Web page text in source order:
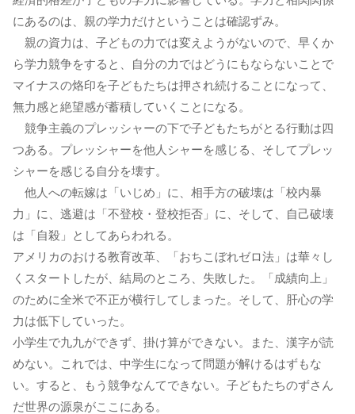
にあるのは、親の学力だけということは確認ずみ。
親の資力は、子どもの力では変えようがないので、早くか
ら学力競争をすると、自分の力ではどうにもならないことで
マイナスの烙印を子どもたちは押され続けることになって、
無力感と絶望感が蓄積していくことになる。
競争主義のプレッシャーの下で子どもたちがとる行動は四
つある。プレッシャーを他人シャーを感じる、そしてプレッ
シャーを感じる自分を壊す。
他人への転嫁は「いじめ」に、相手方の破壊は「校内暴
力」に、逃避は「不登校・登校拒否」に、そして、自己破壊
は「自殺」としてあらわれる。
アメリカのおける教育改革、「おちこぼれゼロ法」は華々し
くスタートしたが、結局のところ、失敗した。「成績向上」
のために全米で不正が横行してしまった。そして、肝心の学
力は低下していった。
小学生で九九ができず、掛け算ができない。また、漢字が読
めない。これでは、中学生になって問題が解けるはずもな
い。すると、もう競争なんてできない。子どもたちのずさん
だ世界の源泉がここにある。